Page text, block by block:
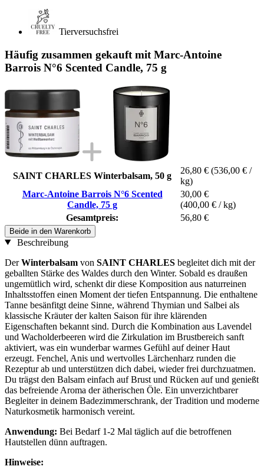
Tierversuchsfrei
Häufig zusammen gekauft mit Marc-Antoine
Barrois N°6 Scented Candle, 75 g
SAINT CHARLES Winterbalsam, 50 g
26,80 € (536,00 € /
kg)
Marc-Antoine Barrois N°6 Scented
Candle, 75 g
30,00 €
(400,00 € / kg)
Gesamtpreis:
56,80 €
Beide in den Warenkorb
Beschreibung
DerWinterbalsam von SAINT CHARLES begleitet dich mit der
geballten Stärke des Waldes durch den Winter. Sobald es draußen
ungemütlich wird, schenkt dir diese Komposition aus naturreinen
Inhaltsstoffen einen Moment der tiefen Entspannung. Die enthaltene
Tanne besänfitgt deine Sinne, während Thymian und Salbei als
klassische Kräuter der kalten Saison für ihre klärenden
Eigenschaften bekannt sind. Durch die Kombination aus Lavendel
und Wacholderbeeren wird die Zirkulation im Brustbereich sanft
aktiviert, was ein wunderbar warmes Gefühl auf deiner Haut
erzeugt. Fenchel, Anis und wertvolles Lärchenharz runden die
Rezeptur ab und unterstützen dich dabei, wieder frei durchzuatmen.
Du trägst den Balsam einfach auf Brust und Rücken auf und genießt
das befreiende Aroma der ätherischen Öle. Ein unverzichtbarer
Begleiter in deinem Badezimmerschrank, der Tradition und moderne
Naturkosmetik harmonisch vereint.
Anwendung: Bei Bedarf 1-2 Mal täglich auf die betroffenen
Hautstellen dünn auftragen.
Hinweise: